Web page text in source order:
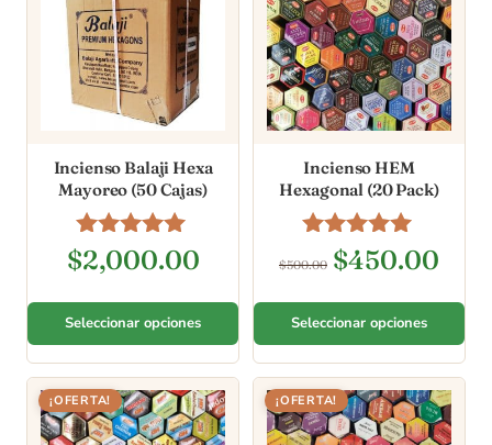
Incienso Balaji Hexa
Mayoreo (50 Cajas)
Valorado en
5.00
$2,000.00
Seleccionar opciones
Incienso HEM
Hexagonal (20 Pack)
Valorado en
5.00
$500.00 $450.00
Seleccionar opciones
¡OFERTA! ¡OFERTA!